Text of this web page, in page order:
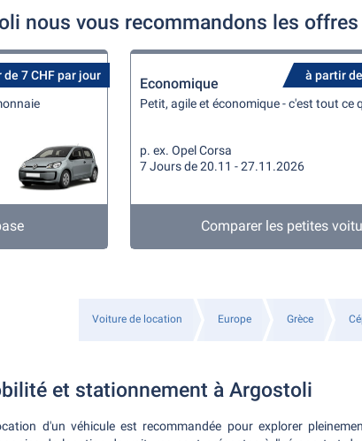
nous vous recommandons les
de 7 CHF par jour à partir
Economique
Petit, agile et économique - c'est tout ce
p. ex. Opel Corsa
7 Jours de 20.11 - 27.11.2026
Comparer les petites
Voiture de location Europe Grèce
et stationnement à Argostoli
d'un véhicule est recommandée pour explorer